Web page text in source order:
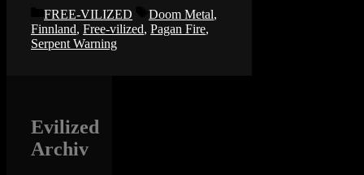
Kategorien
FREE-VILIZED Schlagwörter
Doom Metal,
Finnland, Free-vilized, Pagan Fire,
Serpent Warning
Evilized
Archiv